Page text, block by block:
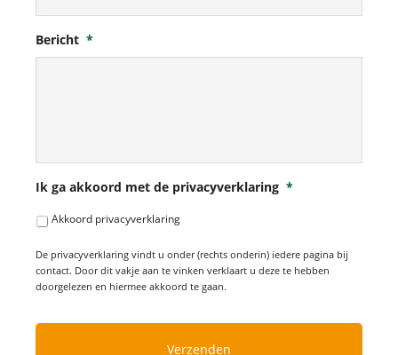
Bericht *
Ik ga akkoord met de privacyverklaring *
Akkoord privacyverklaring
De privacyverklaring vindt u onder (rechts onderin) iedere pagina bij
contact. Door dit vakje aan te vinken verklaart u deze te hebben
doorgelezen en hiermee akkoord te gaan.